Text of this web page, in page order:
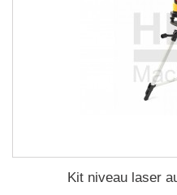
Kit niveau laser